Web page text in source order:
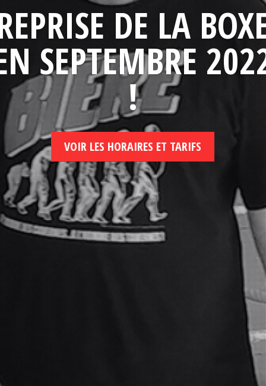
DE LA
SEPTEMBRE
!
VOIR LES HORAIRES ET TARIFS